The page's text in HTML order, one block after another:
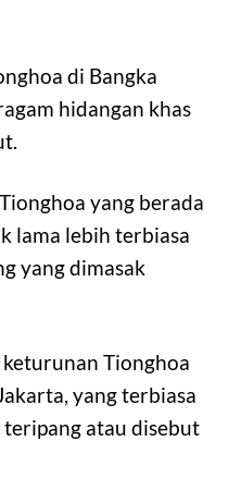
di Bangka
hidangan khas
yang berada
lama lebih terbiasa
yang dimasak
Tionghoa
yang terbiasa
teripang atau disebut